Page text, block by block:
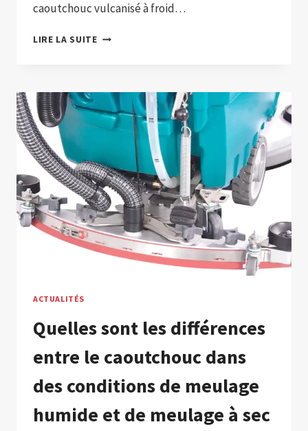
caoutchouc vulcanisé à froid…
LIRE LA SUITEPROBLÈMES
LES
PROCESSUS
REVÊTEMENT
CAOUTCHOUC
ACTUALITÉS
Quelles sont les différences
entre le caoutchouc dans
des conditions de meulage
humide et de meulage à sec